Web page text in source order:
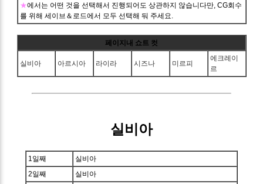
★에서는 어떤 것을 선택해서 진행되어도 상관하지 않습니다만, CG회수
를 위해 세이브＆로드에서 모두 선택해 둬 주세요.
페이지내 쇼트 컷
실비아 아르시아 라이라 시즈나 미르피
에크레이
르
실비아
1일째
실비아
2일째
실비아